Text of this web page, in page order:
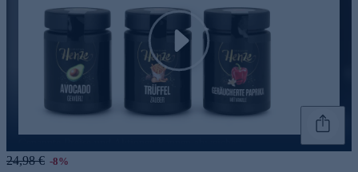
Play
24,98 € -8%